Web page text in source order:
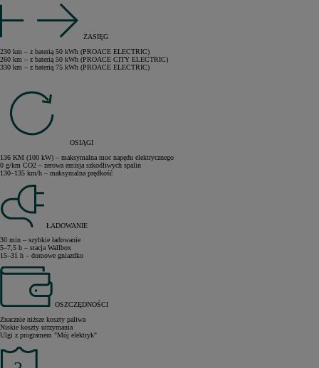
ZASIĘG
230 km – z baterią 50 kWh (PROACE ELECTRIC)
260 km – z baterią 50 kWh (PROACE CITY ELECTRIC)
330 km – z baterią 75 kWh (PROACE ELECTRIC)
OSIĄGI
136 KM (100 kW) – maksymalna moc napędu elektrycznego
0 g/km CO2 – zerowa emisja szkodliwych spalin
130–135 km/h – maksymalna prędkość
ŁADOWANIE
30 min – szybkie ładowanie
5–7,5 h – stacja Wallbox
15–31 h – domowe gniazdko
OSZCZĘDNOŚCI
Znacznie niższe koszty paliwa
Niskie koszty utrzymania
Ulgi z programem "Mój elektryk"